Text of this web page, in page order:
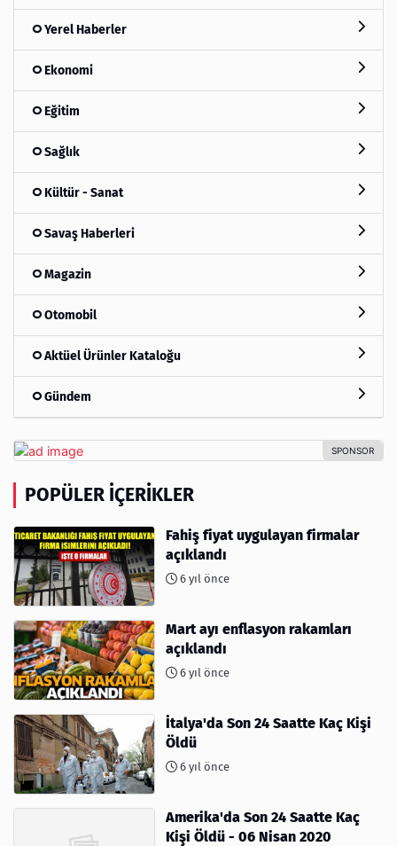
Yerel Haberler
Ekonomi
Eğitim
Sağlık
Kültür - Sanat
Savaş Haberleri
Magazin
Otomobil
Aktüel Ürünler Kataloğu
Gündem
POPÜLER İÇERIKLER
Fahiş fiyat uygulayan firmalar
açıklandı
6 yıl önce
Mart ayı enflasyon rakamları
açıklandı
6 yıl önce
İtalya'da Son 24 Saatte Kaç Kişi
Öldü
6 yıl önce
Amerika'da Son 24 Saatte Kaç
Kişi Öldü - 06 Nisan 2020